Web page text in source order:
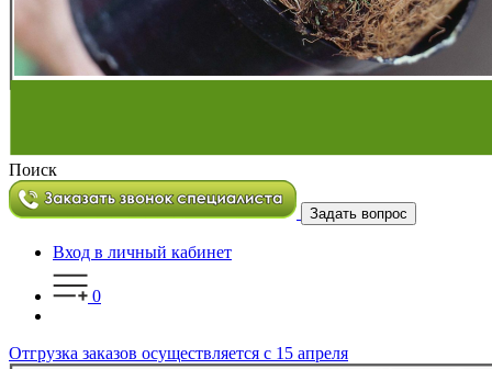
Поиск
Задать вопрос
Вход в личный кабинет
0
Отгрузка заказов осуществляется с 15 апреля